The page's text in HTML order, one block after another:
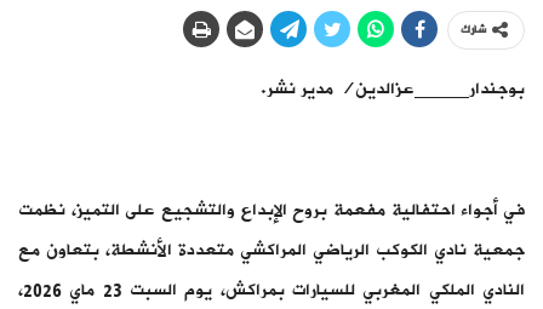
شارك
بوجندار_____عزالدين/ مدير نشر.
في أجواء احتفالية مفعمة بروح الإبداع والتشجيع على التميز، نظمت
جمعية نادي الكوكب الرياضي المراكشي متعددة الأنشطة، بتعاون مع
النادي الملكي المغربي للسيارات بمراكش، يوم السبت 23 ماي 2026،